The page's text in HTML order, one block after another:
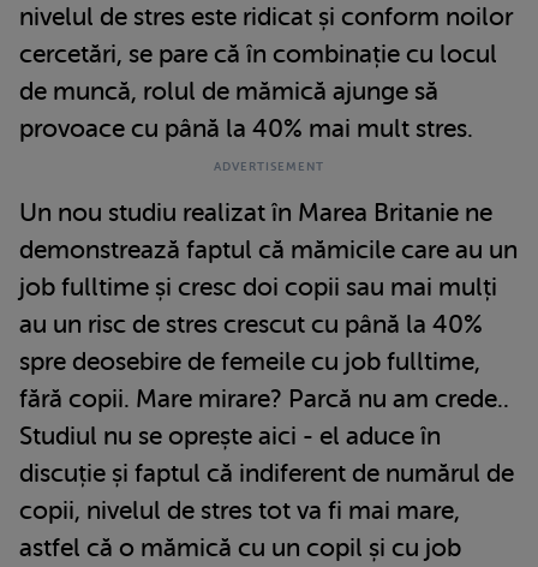
nivelul de stres este ridicat și conform noilor
cercetări, se pare că în combinație cu locul
de muncă, rolul de mămică ajunge să
provoace cu până la 40% mai mult stres.
Un nou studiu realizat în Marea Britanie ne
demonstrează faptul că mămicile care au un
job fulltime și cresc doi copii sau mai mulți
au un risc de stres crescut cu până la 40%
spre deosebire de femeile cu job fulltime,
fără copii. Mare mirare? Parcă nu am crede..
Studiul nu se oprește aici - el aduce în
discuție și faptul că indiferent de numărul de
copii, nivelul de stres tot va fi mai mare,
astfel că o mămică cu un copil și cu job